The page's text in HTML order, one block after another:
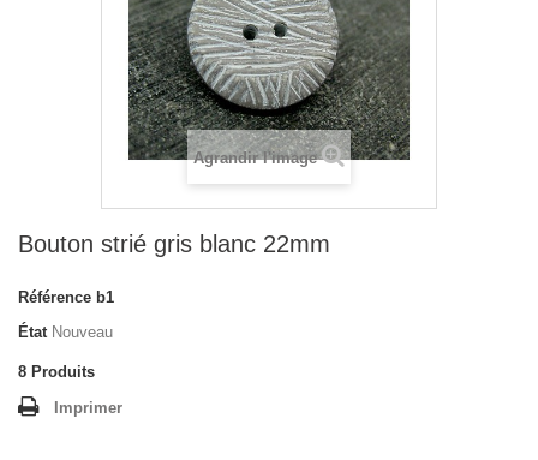
Agrandir l'image
Bouton strié gris blanc 22mm
Référence b1
État Nouveau
8 Produits
Imprimer